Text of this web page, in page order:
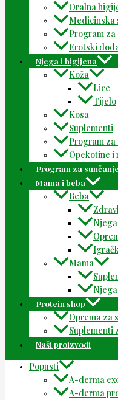
Oralna
Medicinska
Program za
Erotski
Njega i higijena
Koža
Lice
Tijelo
Kosa
Suplementi
Program za
Opekotine i
Program za sunčanje
Mama i beba
Beba
Mama
Protein shop
Oprema za
Suplementi
Naši proizvodi
Popusti
A-derma
A-derma